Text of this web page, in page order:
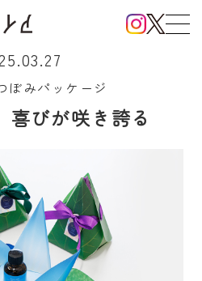
ぼみパッケージ
喜びが咲き誇る